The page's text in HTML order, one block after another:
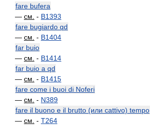
fare bufera
— см. - B1393
fare bugiardo qd
— см. - B1404
far buio
— см. - B1414
far buio a qd
— см. - B1415
fare come i buoi di Noferi
— см. - N389
fare il buono e il brutto (или cattivo) tempo
— см. - T264